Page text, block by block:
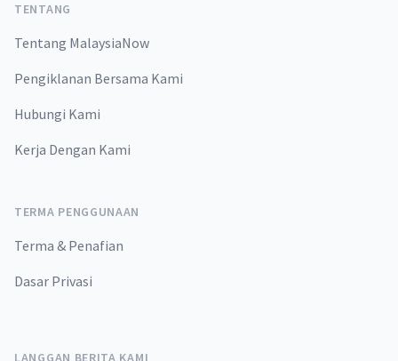
TENTANG
Tentang MalaysiaNow
Pengiklanan Bersama Kami
Hubungi Kami
Kerja Dengan Kami
TERMA PENGGUNAAN
Terma & Penafian
Dasar Privasi
LANGGAN BERITA KAMI